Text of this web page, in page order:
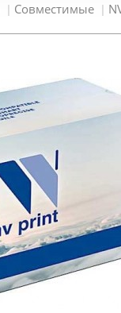
Совместимые